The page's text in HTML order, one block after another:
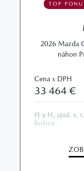
TOP
2026 Mazda
náhon
Cena s DPH
33 464 €
H a H, spol. s.
Košice